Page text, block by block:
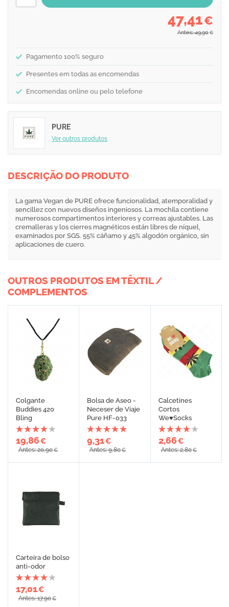
47,41€
Antes: 49,90 €
Pagamento 100% seguro
Presentes em todas as encomendas
Encomendas online ou pelo telefone
PURE
Ver outros produtos
DESCRIÇÃO DO PRODUTO
La gama Vegan de PURE ofrece funcionalidad, atemporalidad y
sencillez con nuevos diseños ingeniosos. La mochila contiene
numerosos compartimentos interiores y correas ajustables. Las
cremalleras y los cierres magnéticos están libres de níquel,
examinados por SGS. 55% cáñamo y 45% algodón orgánico, sin
aplicaciones de cuero.
OUTROS PRODUTOS EM TÊXTIL /
COMPLEMENTOS
Colgante
Buddies 420
Bling
19,86€
Antes: 20,90€
Bolsa de Aseo -
Neceser de Viaje
Pure HF-033
9,31€
Antes: 9,80€
Calcetines
Cortos
We♥Socks
2,66€
Antes: 2,80€
Carteira de bolso
anti-odor
17,01€
Antes: 17,90€